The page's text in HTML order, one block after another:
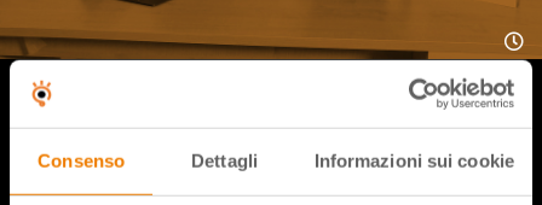
Consenso Dettagli Informazioni sui cookie
Con la loro inimitabile verve, Lisa e Sofia ci illustreranno il
nuovissimo Ideapad Chromebook Lenovo Duet 3,
apparentemente un normalissimo tablet ma in realtà con
una marcia in più! Perfetto per la scuola di oggi!